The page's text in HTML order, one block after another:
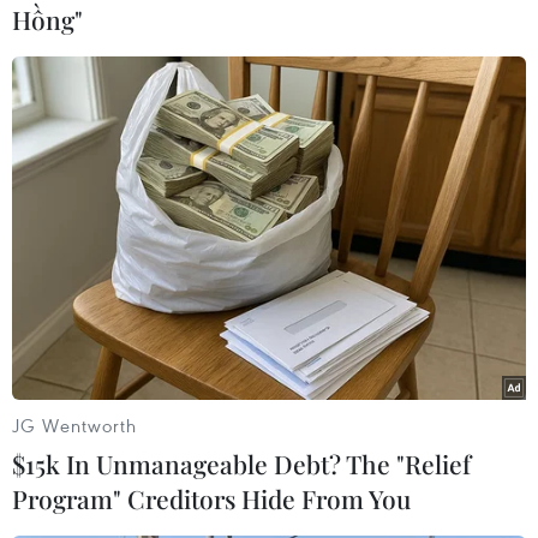
Các chính khách Anh cho rằng thay vì quan hệ
bình đẳng, Anh lệ thuộc quá nhiềuvà bị lợi
dụng như một “nô lệ” trong các chính sách quốc
tế của Mỹ.
Trong khi đó, với Mỹ, đối tác bên kia bờ Đại Tây
Dương đã không còn quan trọngnhư trước, bởi
mối quan tâm của Washington đã chuyển
hướng về phía Đông vớiTrung Quốc và Ấn Độ,
và về hướng Nam với các quốc gia Mỹ Latinh
mà nước này cầnve vãn. Nhiều chính trị gia của
Anh đã tỏ ý sẵn sàng chấp nhận mối “quan hệ
đặcbiệt” bị giáng cấp.
Có một điểm tương đồng dễ thấy nhất giữa ông
Obama và ông Cameron là khi bắt đầunhiệm kỳ
Hồng"
JG Wentworth
$15k In Unmanageable Debt? The "Relief
Program" Creditors Hide From You